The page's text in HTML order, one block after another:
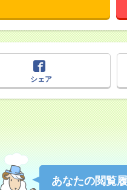
シェア
あなたの閲覧